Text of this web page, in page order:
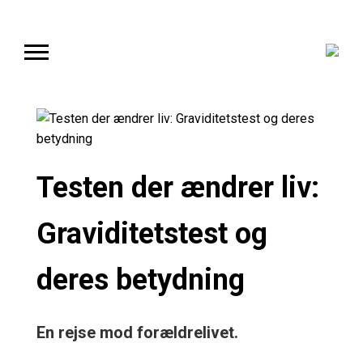
Testen der ændrer liv:
Graviditetstest og
deres betydning
En rejse mod forældrelivet.